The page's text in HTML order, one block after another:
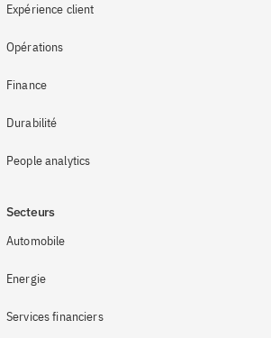
Expérience client
Opérations
Finance
Durabilité
People analytics
Secteurs
Automobile
Energie
Services financiers